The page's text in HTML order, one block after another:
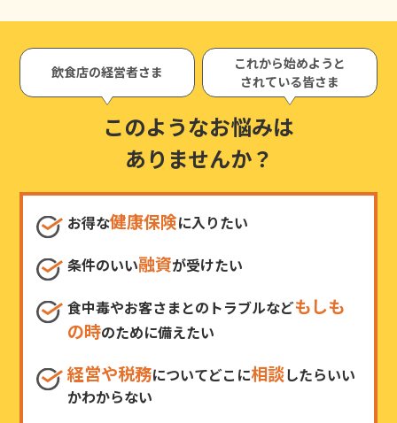
飲食店の経営者さま
これから始めようと
されている皆さま
このようなお悩みは
ありませんか？
お得な健康保険に入りたい
条件のいい融資が受けたい
食中毒やお客さまとのトラブルなどもしも
の時のために備えたい
経営や税務についてどこに相談したらいい
かわからない